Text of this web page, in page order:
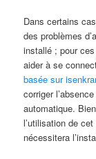
Dans certains
des problèmes
installé ; pour
aider à se
basée sur
corriger
automatique.
l’utilisation de
nécessitera